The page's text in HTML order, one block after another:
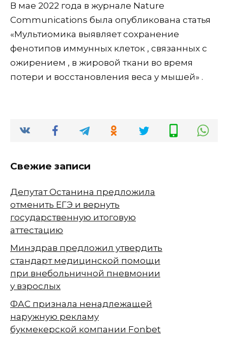
В мае 2022 года в журнале Nature
Communications была опубликована статья
«Мультиомика выявляет сохранение
фенотипов иммунных клеток , связанных с
ожирением , в жировой ткани во время
потери и восстановления веса у мышей» .
Свежие записи
Депутат Останина предложила
отменить ЕГЭ и вернуть
государственную итоговую
аттестацию
Минздрав предложил утвердить
стандарт медицинской помощи
при внебольничной пневмонии
у взрослых
ФАС признала ненадлежащей
наружную рекламу
букмекерской компании Fonbet